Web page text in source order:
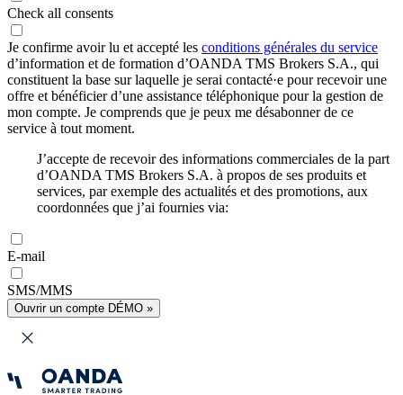
Check all consents
Je confirme avoir lu et accepté les conditions générales du service
d’information et de formation d’OANDA TMS Brokers S.A., qui
constituent la base sur laquelle je serai contacté·e pour recevoir une
offre et bénéficier d’une assistance téléphonique pour la gestion de
mon compte. Je comprends que je peux me désabonner de ce
service à tout moment.
J’accepte de recevoir des informations commerciales de la part
d’OANDA TMS Brokers S.A. à propos de ses produits et
services, par exemple des actualités et des promotions, aux
coordonnées que j’ai fournies via:
E-mail
SMS/MMS
Ouvrir un compte DÉMO »